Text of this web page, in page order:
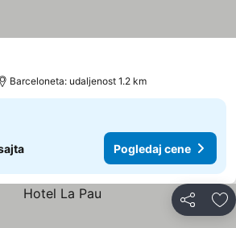
Barceloneta: udaljenost 1.2 km
Pogledaj cene
Deli